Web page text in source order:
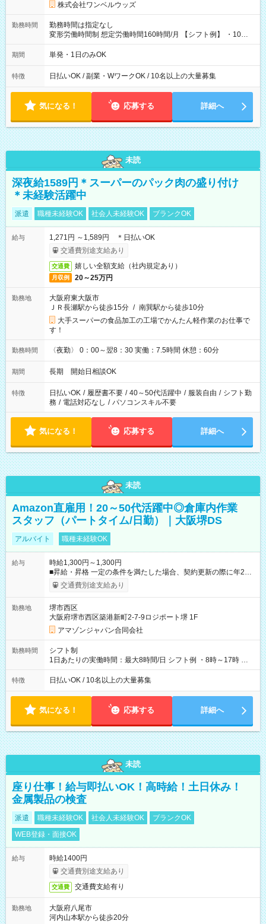
株式会社ワンベルウッズ
勤務時間
勤務時間は指定なし
変形労働時間制 想定労働時間160時間/月 【シフト例】 ・10：
00～20：00
期間 単発・1日のみOK
特徴 日払いOK / 副業・WワークOK / 10名以上の大量募集
気になる！ 応募する 詳細へ
未読
深夜給1589円＊スーパーのパック肉の盛り付け
＊未経験活躍中
派遣 職種未経験OK 社会人未経験OK ブランクOK
給与
1,271円 ～1,589円 ＊日払いOK
交通費別途支給あり
交通費 嬉しい全額支給（社内規定あり）
月収例 20～25万円
勤務地
大阪府東大阪市
ＪＲ長瀬駅から徒歩15分 / 南巽駅から徒歩10分
大手スーパーの食品加工の工場でかんたん軽作業のお仕事で
す！
勤務時間 〈夜勤〉 0：00～翌8：30 実働：7.5時間 休憩：60分
期間 長期 開始日相談OK
特徴 日払いOK / 履歴書不要 / 40～50代活躍中 / 服装自由 / シフト勤
務 / 電話対応なし / パソコンスキル不要
気になる！ 応募する 詳細へ
未読
Amazon直雇用！20～50代活躍中◎倉庫内作業
スタッフ（パートタイム/日勤）｜大阪堺DS
アルバイト 職種未経験OK
給与
時給1,300円～1,300円
■昇給・昇格 一定の条件を満たした場合、契約更新の際に年2回
まで昇給の機会があります。 ■正社員登用制度あり ※月末締/翌
月25日支払い ※時間外手当、別途支給 ※深夜割増賃金 (22:00～
☆Amazon直雇用で安定して働けます！ 【試用期間】試用期間
あり 試用期間の長さ：1週間 雇用形態、給与は本採用時と同じ
です。
交通費別途支給あり
勤務地
堺市西区
大阪府堺市西区築港新町2-7-9ロジポート堺 1F
アマゾンジャパン合同会社
勤務時間
シフト制
1日あたりの実働時間：最大8時間/日 シフト例 ・8時～17時 ・
12時～21時
特徴 日払いOK / 10名以上の大量募集
気になる！ 応募する 詳細へ
未読
座り仕事！給与即払いOK！高時給！土日休み！
金属製品の検査
派遣 職種未経験OK 社会人未経験OK
ブランクOK
WEB登録・面接OK
給与
時給1400円
交通費別途支給あり
交通費 交通費支給有り
勤務地
大阪府八尾市
河内山本駅から徒歩20分